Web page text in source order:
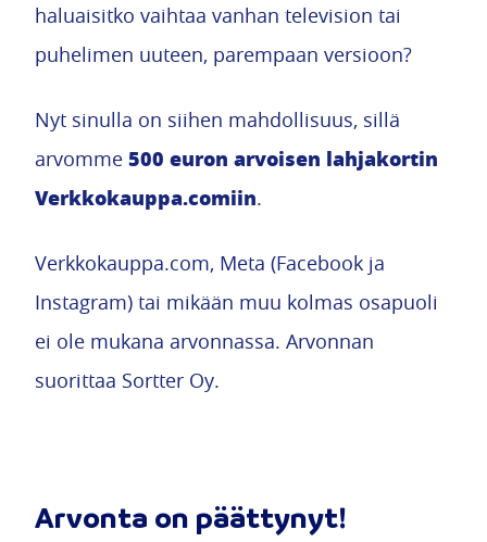
haluaisitko vaihtaa vanhan television tai
puhelimen uuteen, parempaan versioon?
Nyt sinulla on siihen mahdollisuus, sillä
arvomme 500 euron arvoisen lahjakortin
Verkkokauppa.comiin.
Verkkokauppa.com, Meta (Facebook ja
Instagram) tai mikään muu kolmas osapuoli
ei ole mukana arvonnassa. Arvonnan
suorittaa Sortter Oy.
Arvonta on päättynyt!